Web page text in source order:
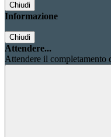
Chiudi
Informazione
Chiudi
Attendere...
Attendere il completamento